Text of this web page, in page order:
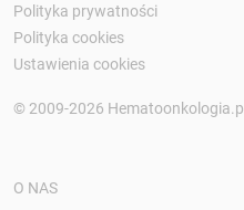
Polityka prywatności
Polityka cookies
Ustawienia cookies
© 2009-2026 Hematoonkologia.pl
O NAS